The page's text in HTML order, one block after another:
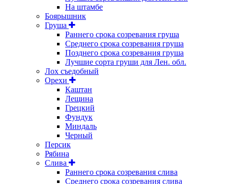
На штамбе
Боярышник
Груша
Раннего срока созревания груша
Среднего срока созревания груша
Позднего срока созревания груша
Лучшие сорта груши для Лен. обл.
Лох съедобный
Орехи
Каштан
Лещина
Грецкий
Фундук
Миндаль
Черный
Персик
Рябина
Слива
Раннего срока созревания слива
Среднего срока созревания слива